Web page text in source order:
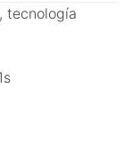
tecnología